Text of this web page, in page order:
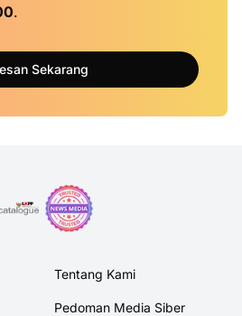
.
Sekarang
Tentang Kami
Pedoman Media Siber